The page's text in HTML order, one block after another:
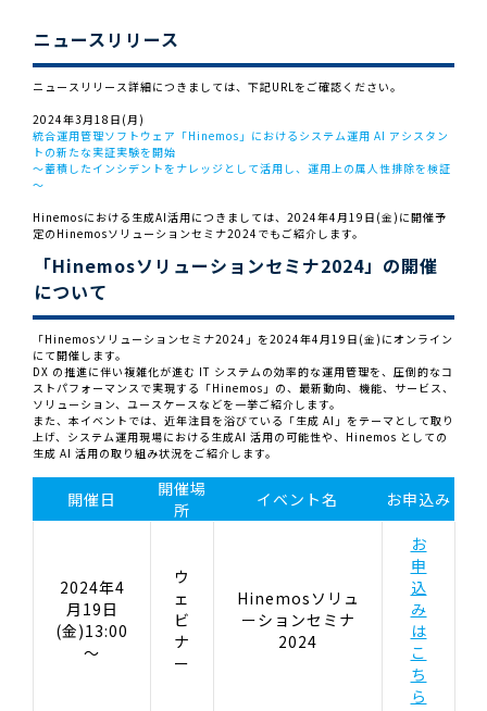
ニュースリリース
ニュースリリース詳細につきましては、下記URLをご確認ください。
2024年3月18日(月)
統合運用管理ソフトウェア「Hinemos」におけるシステム運用 AI アシスタン
トの新たな実証実験を開始
～蓄積したインシデントをナレッジとして活用し、運用上の属人性排除を検証
～
Hinemosにおける生成AI活用につきましては、2024年4月19日(金)に開催予
定のHinemosソリューションセミナ2024でもご紹介します。
「Hinemosソリューションセミナ2024」の開催
について
「Hinemosソリューションセミナ2024」を2024年4月19日(金)にオンライン
にて開催します。
DX の推進に伴い複雑化が進む IT システムの効率的な運用管理を、圧倒的なコ
ストパフォーマンスで実現する「Hinemos」の、最新動向、機能、サービス、
ソリューション、ユースケースなどを一挙ご紹介します。
また、本イベントでは、近年注目を浴びている「生成 AI」をテーマとして取り
上げ、システム運用現場における生成AI 活用の可能性や、Hinemos としての
生成 AI 活用の取り組み状況をご紹介します。
開催日
開催場
所
イベント名 お申込み
2024年4
月19日
(金)13:00
～
ウ
ェ
ビ
ナ
ー
Hinemosソリュ
ーションセミナ
2024
お
申
込
み
は
こ
ち
ら